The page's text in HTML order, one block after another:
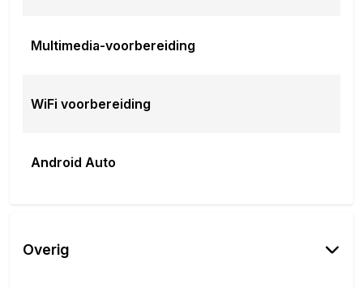
Multimedia-voorbereiding
WiFi voorbereiding
Android Auto
Overig